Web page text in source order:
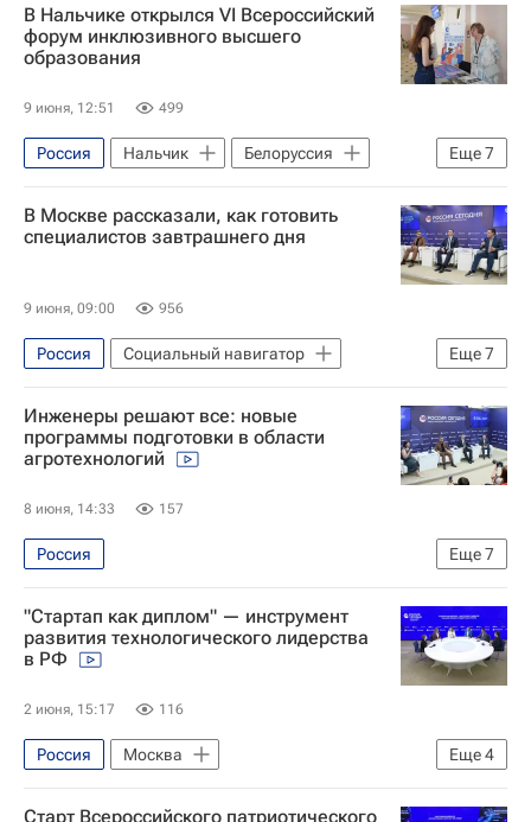
Москва
Социальный навигатор
СН_Образование
В Нальчике открылся VI Всероссийский
форум инклюзивного высшего
образования
9 июня, 12:51 499
Еще7
Россия Нальчик
Белоруссия
Северо-Кавказский федеральный университет
СН_Образование
Форум
В Москве рассказали, как готовить
специалистов завтрашнего дня
9 июня, 09:00 956
Еще7
Россия
Социальный навигатор
Москва
Общество
СН_Образование
Ростов-на-Дону
Алексей Лысенков
Инженеры решают все: новые
программы подготовки в области
агротехнологий
8 июня, 14:33 157
Еще7
Россия
Донской государственный технический университет
Социальный навигатор
СН_Образование
Ростов-на-Дону
Продовольственная безопасность
"Стартап как диплом" — инструмент
развития технологического лидерства
в РФ
2 июня, 15:17 116
Еще4
Россия
Москва
Государственный университет управления
Старт Всероссийского патриотического